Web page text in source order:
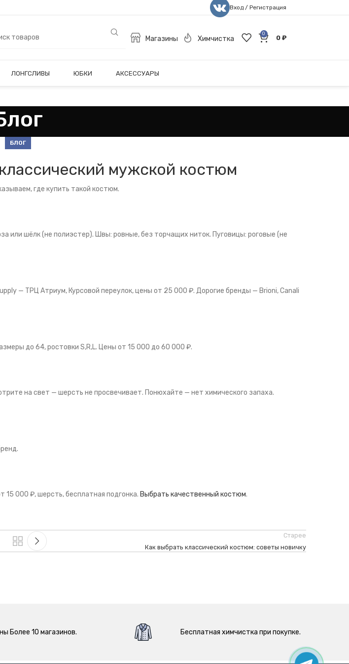
Вход / Регистрация
Магазины Химчистка
0
0 ₽
ЛОНГСЛИВЫ ЮБКИ АКСЕССУАРЫ
БЛОГ
мужской костюм
где купить такой костюм.
или шёлк (не полиэстер). Швы: ровные, без торчащих ниток. Пуговицы: роговые (не
— ТРЦ Атриум, Курсовой переулок, цены от 25 000 ₽. Дорогие бренды — Brioni, Canali
до 64, ростовки S,R,L. Цены от 15 000 до 60 000 ₽.
на свет — шерсть не просвечивает. Понюхайте — нет химического запаха.
15 000 ₽, шерсть, бесплатная подгонка. Выбрать качественный костюм.
Старее
Как выбрать классический костюм: советы новичку
Более 10 магазинов. Бесплатная химчистка при покупке.